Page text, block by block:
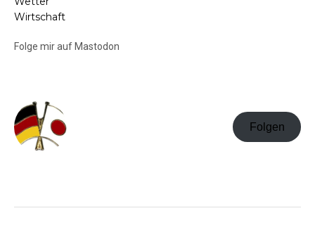
Wirtschaft
Folge mir auf Mastodon
Folgen